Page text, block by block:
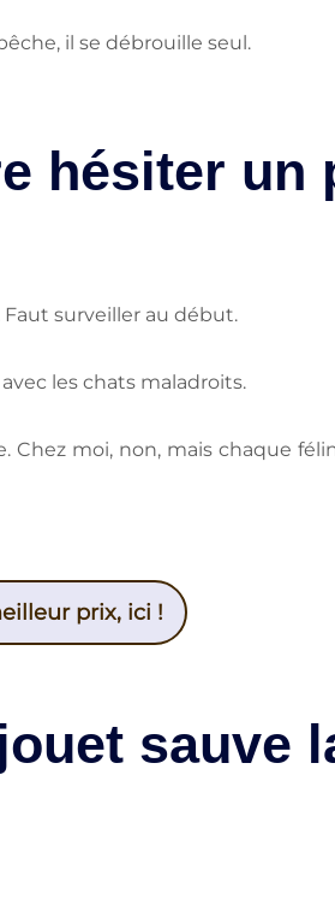
il se débrouille seul.
hésiter un
surveiller au début.
les chats maladroits.
moi, non, mais chaque
prix, ici !
sauve